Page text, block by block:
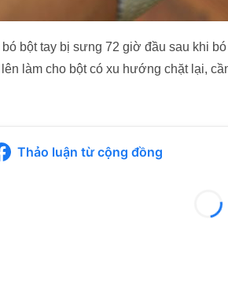
bó bột tay bị sưng 72 giờ đầu sau khi
lên làm cho bột có xu hướng chặt lại,
Thảo luận từ cộng đồng